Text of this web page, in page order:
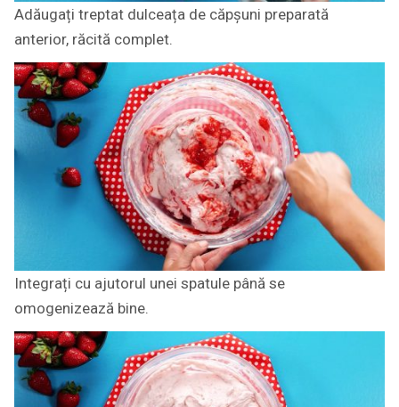
Adăugați treptat dulceața de căpșuni preparată
anterior, răcită complet.
Integrați cu ajutorul unei spatule până se
omogenizează bine.